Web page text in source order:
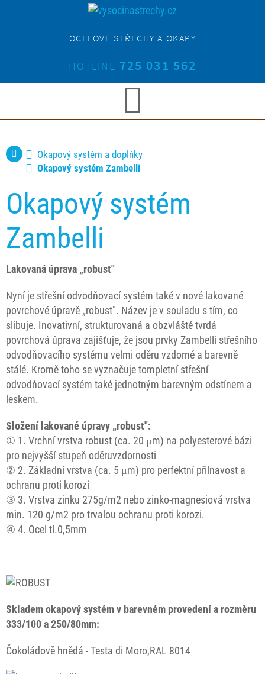
OCELOVÉ STŘECHY A OKAPY
HOTLINE 725 031 562
Okapový systém a doplňky
Okapový systém Zambelli
Okapový systém
Zambelli
Lakovaná úprava „robust"
Nyní je střešní odvodňovací systém také v nové lakované
povrchové úpravě „robust". Název je v souladu s tím, co
slibuje. Inovativní, strukturovaná a obzvláště tvrdá
povrchová úprava zajišťuje, že jsou prvky Zambelli střešního
odvodňovacího systému velmi oděru vzdorné a barevně
stálé. Kromě toho se vyznačuje tompletní střešní
odvodňovací systém také jednotným barevným odstínem a
leskem.
Složení lakované úpravy „robust":
① 1. Vrchní vrstva robust (ca. 20 μm) na polyesterové bázi
pro nejvyšší stupeň oděruvzdornosti
② 2. Základní vrstva (ca. 5 μm) pro perfektní přilnavost a
ochranu proti korozi
③ 3. Vrstva zinku 275g/m2 nebo zinko-magnesiová vrstva
min. 120 g/m2 pro trvalou ochranu proti korozi.
④ 4. Ocel tl.0,5mm
Skladem okapový systém v barevném provedení a rozměru
333/100 a 250/80mm:
Čokoládově hnědá - Testa di Moro,RAL 8014